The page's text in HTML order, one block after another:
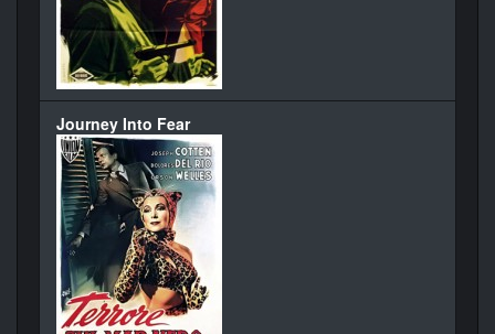
Journey Into Fear